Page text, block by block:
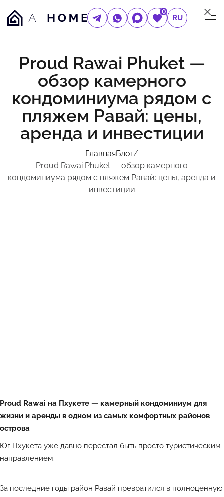
0
RU
Proud Rawai Phuket —
обзор камерного
кондоминиума рядом с
пляжем Равай: цены,
аренда и инвестиции
ГлавнаяБлог/
Proud Rawai Phuket — обзор камерного
кондоминиума рядом с пляжем Равай: цены, аренда и
инвестиции
Proud Rawai на Пхукете — камерный кондоминиум для
жизни и аренды в одном из самых комфортных районов
острова
Юг Пхукета уже давно перестал быть просто туристическим
направлением.
За последние годы район Равай превратился в полноценную